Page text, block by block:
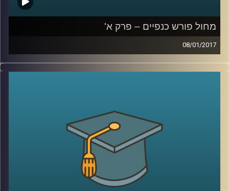
מחול פורש כנפיים – פרק א'
08/01/2017
דוקטור רות אשל הוציאה לאור את ספרה "מחול
שנות ה-2000. כרקדנית וכוריאוגרפית לשעבר,
מבקרת מחול וחוקרת מחול בהווה, צברה רות
ידע רב על מקורות ההשראה הראשונים, על
היוצרים הלא מנוסים שחיפשו את שפתו של
המחול המקומי, על העליות לארץ ישראל
שהביאו עמן אדוות מגלי היצירה האירופית